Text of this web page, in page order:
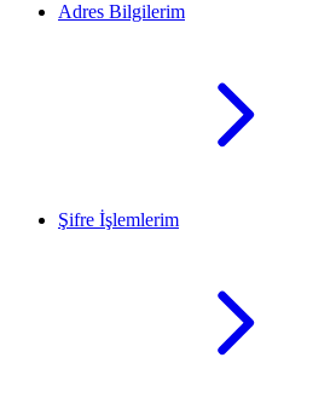
Adres Bilgilerim
Şifre İşlemlerim